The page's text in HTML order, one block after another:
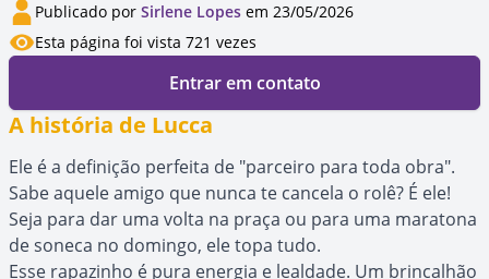
Publicado por Sirlene Lopes em 23/05/2026
Esta página foi vista 721 vezes
Entrar em contato
A história de Lucca
Ele é a definição perfeita de "parceiro para toda obra".
Sabe aquele amigo que nunca te cancela o rolê? É ele!
Seja para dar uma volta na praça ou para uma maratona
de soneca no domingo, ele topa tudo.
Esse rapazinho é pura energia e lealdade. Um brincalhão